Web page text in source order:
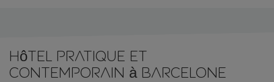
Hôtel pratique et
contemporain à Barcelone